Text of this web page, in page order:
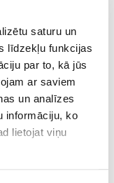
saturu un
līdzekļu funkcijas
par to, kā jūs
ar saviem
un analīzes
informāciju, ko
lietojat viņu
sazināsimies